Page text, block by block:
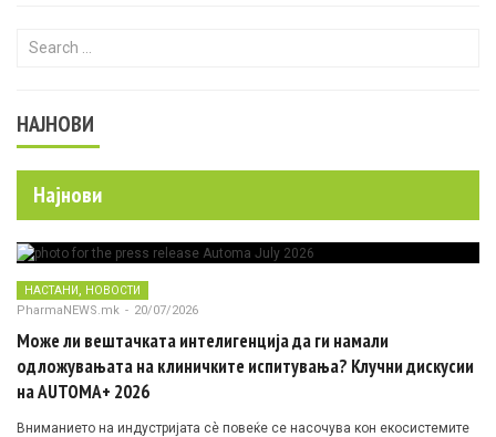
Search for:
НАЈНОВИ
Најнови
НАСТАНИ НОВОСТИ
PharmaNEWS.mk - 20/07/2026
Може ли вештачката интелигенција да ги намали
одложувањата на клиничките испитувања? Клучни дискусии
на AUTOMA+ 2026
Вниманието на индустријата сè повеќе се насочува кон екосистемите